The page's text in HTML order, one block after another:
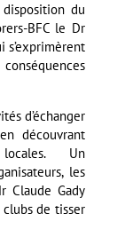
du
BFC le Dr
s’exprimèrent
d’échanger
découvrant
Un
les
Claude Gady
de tisser